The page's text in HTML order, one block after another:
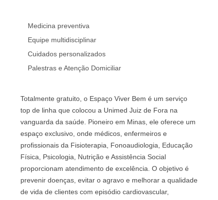
Medicina preventiva
Equipe multidisciplinar
Cuidados personalizados
Palestras e Atenção Domiciliar
Totalmente gratuito, o Espaço Viver Bem é um serviço
top de linha que colocou a Unimed Juiz de Fora na
vanguarda da saúde. Pioneiro em Minas, ele oferece um
espaço exclusivo, onde médicos, enfermeiros e
profissionais da Fisioterapia, Fonoaudiologia, Educação
Física, Psicologia, Nutrição e Assistência Social
proporcionam atendimento de excelência. O objetivo é
prevenir doenças, evitar o agravo e melhorar a qualidade
de vida de clientes com episódio cardiovascular,